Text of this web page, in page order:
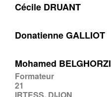
Cécile DRUANT
Donatienne GALLIOT
Mohamed BELGHORZI
Formateur
21